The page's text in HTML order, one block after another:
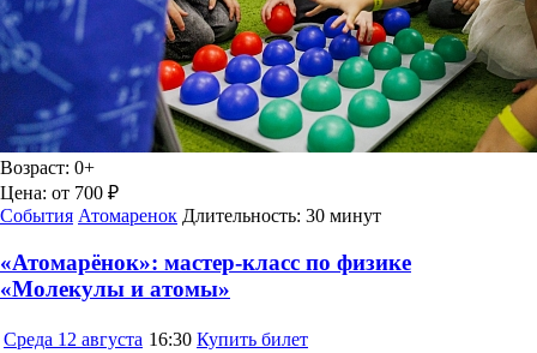
Возраст: 0+
Цена: от 700 ₽
События Атомаренок Длительность: 30 минут
«Атомарёнок»: мастер-класс по физике
«Молекулы и атомы»
Среда 12 августа 16:30 Купить билет